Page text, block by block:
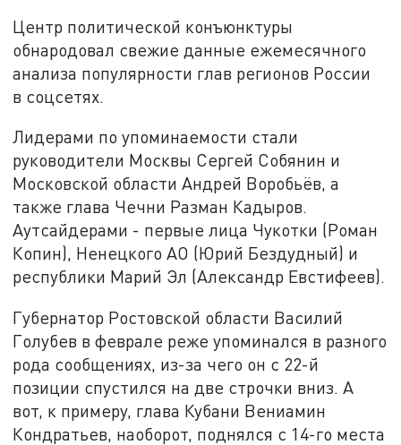
Центр политической конъюнктуры
обнародовал свежие данные ежемесячного
анализа популярности глав регионов России
в соцсетях.
Лидерами по упоминаемости стали
руководители Москвы Сергей Собянин и
Московской области Андрей Воробьёв, а
также глава Чечни Разман Кадыров.
Аутсайдерами - первые лица Чукотки (Роман
Копин), Ненецкого АО (Юрий Бездудный) и
республики Марий Эл (Александр Евстифеев).
Губернатор Ростовской области Василий
Голубев в феврале реже упоминался в разного
рода сообщениях, из-за чего он с 22-й
позиции спустился на две строчки вниз. А
вот, к примеру, глава Кубани Вениамин
Кондратьев, наоборот, поднялся с 14-го места